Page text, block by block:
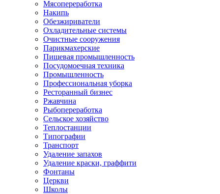
Мясопереработка
Накипь
Обезжириватели
Охладительные системы
Очистные сооружения
Парикмахерские
Пищевая промышленность
Посудомоечная техника
Промышленность
Профессиональная уборка
Ресторанный бизнес
Ржавчина
Рыбопереработка
Сельское хозяйство
Теплостанции
Типографии
Транспорт
Удаление запахов
Удаление краски, граффити
Фонтаны
Церкви
Школы